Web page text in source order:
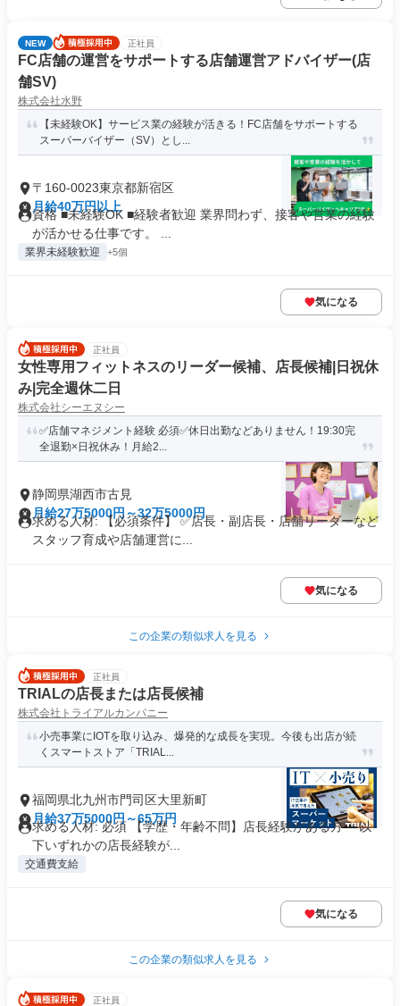
NEW 正社員
FC店舗の運営をサポートする店舗運営アドバイザー(店
舗SV)
株式会社水野
【未経験OK】サービス業の経験が活きる！FC店舗をサポートする
スーパーバイザー（SV）とし...
〒160-0023東京都新宿区
月給40万円以上
資格 ■未経験OK ■経験者歓迎 業界問わず、接客や営業の経験
が活かせる仕事です。 ...
業界未経験歓迎 +5個
気になる
正社員
女性専用フィットネスのリーダー候補、店長候補|日祝休
み|完全週休二日
株式会社シーエヌシー
✅店舗マネジメント経験 必須✅休日出勤などありません！19:30完
全退勤×日祝休み！月給2...
静岡県湖西市古見
月給27万5000円～32万5000円
求める人材: 【必須条件】 ✅店長・副店長・店舗リーダーなど
スタッフ育成や店舗運営に...
気になる
この企業の類似求人を見る
正社員
TRIALの店長または店長候補
株式会社トライアルカンパニー
小売事業にIOTを取り込み、爆発的な成長を実現。今後も出店が続
くスマートストア「TRIAL...
福岡県北九州市門司区大里新町
月給37万5000円～65万円
求める人材: 必須 【学歴・年齢不問】店長経験がある方 ～以
下いずれかの店長経験が...
交通費支給
気になる
この企業の類似求人を見る
正社員